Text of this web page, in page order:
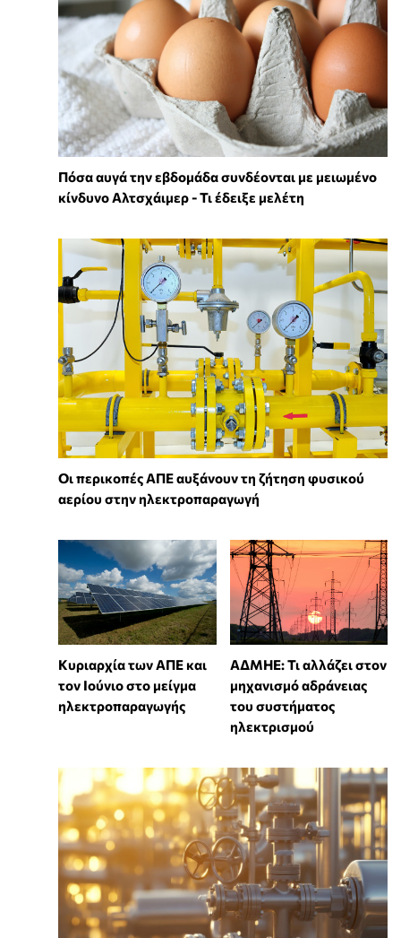
Πόσα αυγά την εβδομάδα συνδέονται με μειωμένο
κίνδυνο Αλτσχάιμερ - Τι έδειξε μελέτη
Οι περικοπές ΑΠΕ αυξάνουν τη ζήτηση φυσικού
αερίου στην ηλεκτροπαραγωγή
Κυριαρχία των ΑΠΕ και
τον Ιούνιο στο μείγμα
ηλεκτροπαραγωγής
ΑΔΜΗΕ: Τι αλλάζει στον
μηχανισμό αδράνειας
του συστήματος
ηλεκτρισμού